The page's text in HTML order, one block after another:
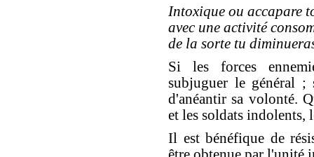
Intoxique ou accapare
avec une activité
de la sorte tu
Si les forces
subjuguer le général ;
d'anéantir sa volonté.
et les soldats indolents,
Il est bénéfique de